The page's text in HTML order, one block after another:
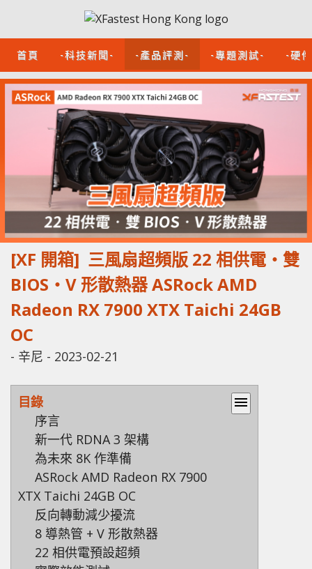
首頁 -科技新聞- -產品評測- -專題測試- -硬
[XF 開箱] 三風扇超頻版 22 相供電‧雙
BIOS‧V 形散熱器 ASRock AMD
Radeon RX 7900 XTX Taichi 24GB
OC
- 辛尼 - 2023-02-21
目錄
menu
序言
新一代 RDNA 3 架構
為未來 8K 作準備
ASRock AMD Radeon RX 7900
XTX Taichi 24GB OC
反向轉動減少擾流
8 導熱管 + V 形散熱器
22 相供電預設超頻